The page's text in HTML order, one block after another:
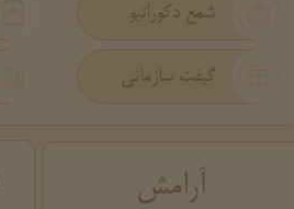
گیفت سازمانی
شمع دکوراتیو
آرامش